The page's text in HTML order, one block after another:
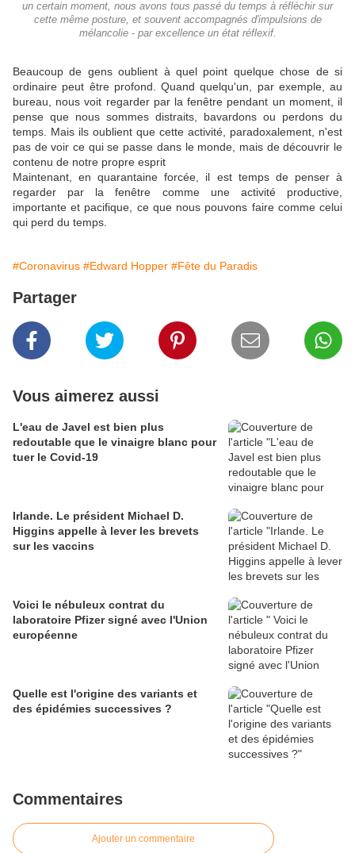
un certain moment, nous avons tous passé du temps à réfléchir sur
cette même posture, et souvent accompagnés d'impulsions de
mélancolie - par excellence un état réflexif.
Beaucoup de gens oublient à quel point quelque chose de si
ordinaire peut être profond. Quand quelqu'un, par exemple, au
bureau, nous voit regarder par la fenêtre pendant un moment, il
pense que nous sommes distraits, bavardons ou perdons du
temps. Mais ils oublient que cette activité, paradoxalement, n'est
pas de voir ce qui se passe dans le monde, mais de découvrir le
contenu de notre propre esprit
Maintenant, en quarantaine forcée, il est temps de penser à
regarder par la fenêtre comme une activité productive,
importante et pacifique, ce que nous pouvons faire comme celui
qui perd du temps.
#Coronavirus #Edward Hopper #Fête du Paradis
Partager
Vous aimerez aussi
L'eau de Javel est bien plus
redoutable que le vinaigre blanc pour
tuer le Covid-19
Irlande. Le président Michael D.
Higgins appelle à lever les brevets
sur les vaccins
Voici le nébuleux contrat du
laboratoire Pfizer signé avec l'Union
européenne
Quelle est l'origine des variants et
des épidémies successives ?
Commentaires
Ajouter un commentaire